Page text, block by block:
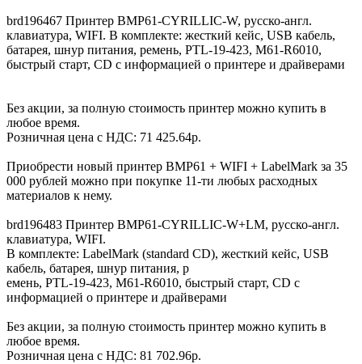
brd196467 Принтер BMP61-CYRILLIC-W, русско-англ.
клавиатура, WIFI. В комплекте: жесткий кейс, USB кабель,
батарея, шнур питания, ремень, PTL-19-423, M61-R6010,
быстрый старт, СD с информацией о принтере и драйверами
Без акции, за полную стоимость принтер можно купить в
любое время.
Розничная цена с НДС: 71 425.64р.
Приобрести новый принтер ВМР61 + WIFI + LabelMark за 35
000 рублей можно при покупке 11-ти любых расходных
материалов к нему.
brd196483 Принтер BMP61-CYRILLIC-W+LM, русско-англ.
клавиатура, WIFI.
В комплекте: LabelMark (standard CD), жесткий кейс, USB
кабель, батарея, шнур питания, р
емень, PTL-19-423, M61-R6010, быстрый старт, СD с
информацией о принтере и драйверами
Без акции, за полную стоимость принтер можно купить в
любое время.
Розничная цена с НДС: 81 702.96р.